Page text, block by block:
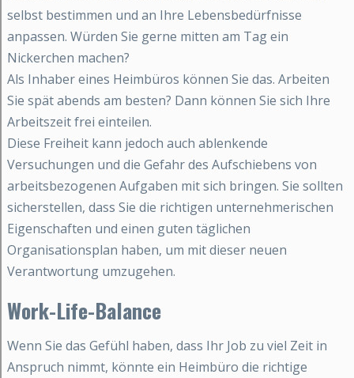
selbst bestimmen und an Ihre Lebensbedürfnisse
anpassen. Würden Sie gerne mitten am Tag ein
Nickerchen machen?
Als Inhaber eines Heimbüros können Sie das. Arbeiten
Sie spät abends am besten? Dann können Sie sich Ihre
Arbeitszeit frei einteilen.
Diese Freiheit kann jedoch auch ablenkende
Versuchungen und die Gefahr des Aufschiebens von
arbeitsbezogenen Aufgaben mit sich bringen. Sie sollten
sicherstellen, dass Sie die richtigen unternehmerischen
Eigenschaften und einen guten täglichen
Organisationsplan haben, um mit dieser neuen
Verantwortung umzugehen.
Work-Life-Balance
Wenn Sie das Gefühl haben, dass Ihr Job zu viel Zeit in
Anspruch nimmt, könnte ein Heimbüro die richtige